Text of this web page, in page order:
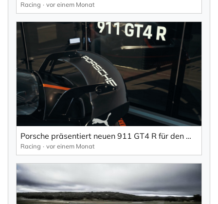
Racing vor einem Monat
Porsche präsentiert neuen 911 GT4 R für den weltweiten Kundensport .
Racing vor einem Monat